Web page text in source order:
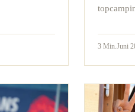
3 Min. Juni